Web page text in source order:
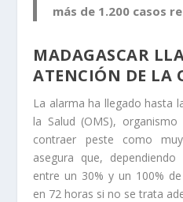
más de 1.200 casos
MADAGASCAR
ATENCIÓN DE LA
La alarma ha llegado hasta
la Salud (OMS),
contraer peste como
asegura que,
entre un 30% y un 100%
en 72 horas si no se trata